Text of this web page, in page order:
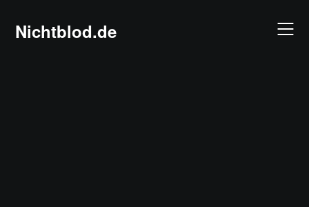
contentNichtblod.de